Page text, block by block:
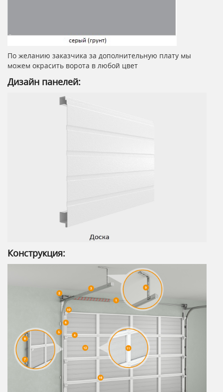
По желанию заказчика за дополнительную плату мы
можем окрасить ворота в любой цвет
Дизайн панелей:
Конструкция: